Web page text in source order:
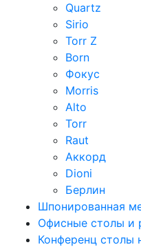
Quartz
Sirio
Torr Z
Born
Фокус
Morris
Alto
Torr
Raut
Аккорд
Dioni
Берлин
Шпонированная
Офисные столы и
Конференц столы